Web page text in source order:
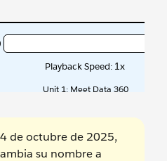
de octubre de 2025,
su nombre a